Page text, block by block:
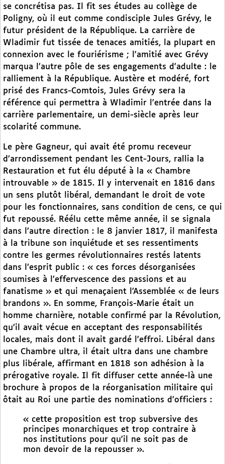
se concrétisa pas. Il fit ses études au collège de
Poligny, où il eut comme condisciple Jules Grévy, le
futur président de la République. La carrière de
Wladimir fut tissée de tenaces amitiés, la plupart en
connexion avec le fouriérisme ; l’amitié avec Grévy
marqua l’autre pôle de ses engagements d’adulte : le
ralliement à la République. Austère et modéré, fort
prisé des Francs-Comtois, Jules Grévy sera la
référence qui permettra à Wladimir l’entrée dans la
carrière parlementaire, un demi-siècle après leur
scolarité commune.
Le père Gagneur, qui avait été promu receveur
d’arrondissement pendant les Cent-Jours, rallia la
Restauration et fut élu député à la « Chambre
introuvable » de 1815. Il y intervenait en 1816 dans
un sens plutôt libéral, demandant le droit de vote
pour les fonctionnaires, sans condition de cens, ce qui
fut repoussé. Réélu cette même année, il se signala
dans l’autre direction : le 8 janvier 1817, il manifesta
à la tribune son inquiétude et ses ressentiments
contre les germes révolutionnaires restés latents
dans l’esprit public : « ces forces désorganisées
soumises à l’effervescence des passions et au
fanatisme » et qui menaçaient l’Assemblée « de leurs
brandons ». En somme, François-Marie était un
homme charnière, notable confirmé par la Révolution,
qu’il avait vécue en acceptant des responsabilités
locales, mais dont il avait gardé l’effroi. Libéral dans
une Chambre ultra, il était ultra dans une chambre
plus libérale, affirmant en 1818 son adhésion à la
prérogative royale. Il fit diffuser cette année-là une
brochure à propos de la réorganisation militaire qui
ôtait au Roi une partie des nominations d’officiers :
« cette proposition est trop subversive des
principes monarchiques et trop contraire à
nos institutions pour qu’il ne soit pas de
mon devoir de la repousser ».